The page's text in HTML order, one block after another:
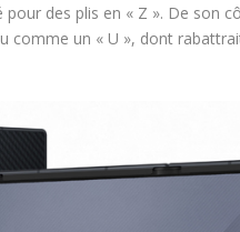
des plis en « Z ». De son
comme un « U », dont